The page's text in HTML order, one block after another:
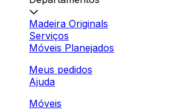
Madeira Originals
Serviços
Móveis Planejados
Meus pedidos
Ajuda
Móveis